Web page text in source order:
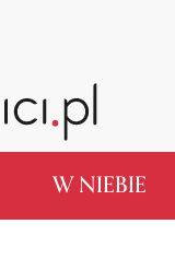
W NIEBIE